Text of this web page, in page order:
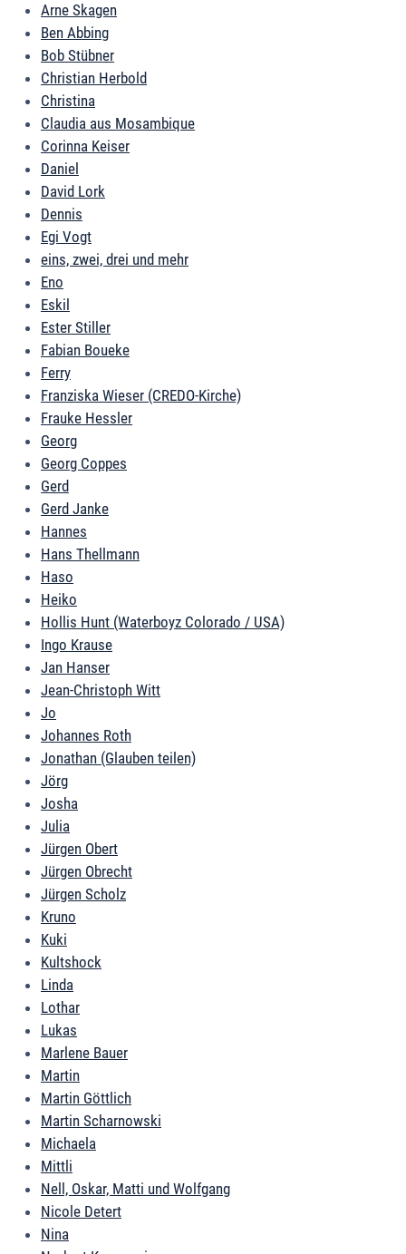
Arne Skagen
Ben Abbing
Bob Stübner
Christian Herbold
Christina
Claudia aus Mosambique
Corinna Keiser
Daniel
David Lork
Dennis
Egi Vogt
eins, zwei, drei und mehr
Eno
Eskil
Ester Stiller
Fabian Boueke
Ferry
Franziska Wieser (CREDO-Kirche)
Frauke Hessler
Georg
Georg Coppes
Gerd
Gerd Janke
Hannes
Hans Thellmann
Haso
Heiko
Hollis Hunt (Waterboyz Colorado / USA)
Ingo Krause
Jan Hanser
Jean-Christoph Witt
Jo
Johannes Roth
Jonathan (Glauben teilen)
Jörg
Josha
Julia
Jürgen Obert
Jürgen Obrecht
Jürgen Scholz
Kruno
Kuki
Kultshock
Linda
Lothar
Lukas
Marlene Bauer
Martin
Martin Göttlich
Martin Scharnowski
Michaela
Mittli
Nell, Oskar, Matti und Wolfgang
Nicole Detert
Nina